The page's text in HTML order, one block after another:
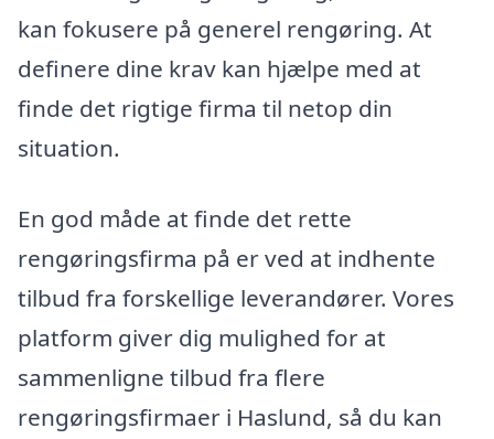
kan fokusere på generel rengøring. At
definere dine krav kan hjælpe med at
finde det rigtige firma til netop din
situation.
En god måde at finde det rette
rengøringsfirma på er ved at indhente
tilbud fra forskellige leverandører. Vores
platform giver dig mulighed for at
sammenligne tilbud fra flere
rengøringsfirmaer i Haslund, så du kan